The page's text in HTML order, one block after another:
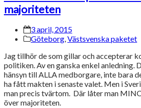
majoriteten
3 april, 2015
Göteborg,Västsvenska paketet
Jag tillhör de som gillar och accepterar
politiken. Av en ganska enkel anledning.
hänsyn till ALLA medborgare, inte bara
ha fått makten i senaste valet. Men i
man precis tvärtom. Där låter man
över majoriteten.